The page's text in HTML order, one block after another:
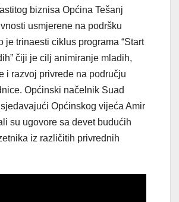
biznisa Općina Tešanj
usmjerene na podršku
je trinaesti ciklus programa “Start
čiji je cilj animiranje mladih,
i razvoj privrede na području
Općinski načelnik Suad
Općinskog vijeća Amir
su ugovore sa devet budućih
iz različitih privrednih